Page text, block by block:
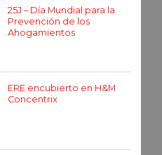
25J – Día Mundial para la
Prevención de los
Ahogamientos
ERE encubierto en H&M
Concentrix